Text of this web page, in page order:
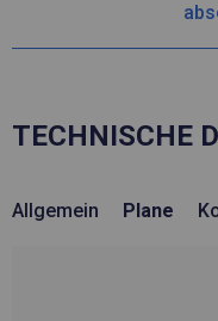
TECHNISCHE
Allgemein Plane